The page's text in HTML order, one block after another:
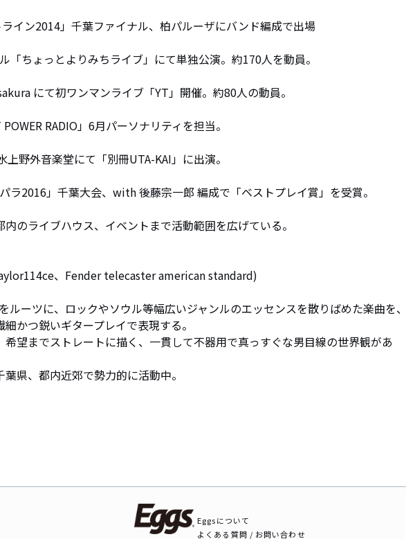
イン2014」千葉ファイナル、柏パルーザにバンド編成で出場
「ちょっとよりみちライブ」にて単独公演。約170人を動員。
にて初ワンマンライブ「YT」開催。約80人の動員。
RADIO」6月パーソナリティを担当。
野外音楽堂にて「別冊UTA-KAI」に出演。
ラ2016」千葉大会、with 後藤宗一郎 編成で「ベストプレイ賞」を受賞。
のライブハウス、イベントまで活動範囲を広げている。
、Fender telecaster american standard)
ルーツに、ロックやソウル等幅広いジャンルのエッセンスを散りばめた楽曲を、
かつ鋭いギタープレイで表現する。
希望までストレートに描く、一貫して不器用で真っすぐな男目線の世界観があ
県、都内近郊で勢力的に活動中。
Eggsについて
よくある質問 / お問い合わせ